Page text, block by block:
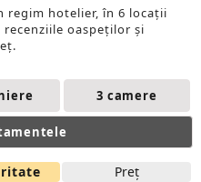
regim hotelier, în 6 locații
oaspeților și
3 camere
Preţ